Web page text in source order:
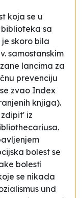
koja se u
sa
skoro bila
samostanskim
lancima za
prevenciju
zvao Index
knjiga).
iz
bolest se
bolesti
se nikada
und